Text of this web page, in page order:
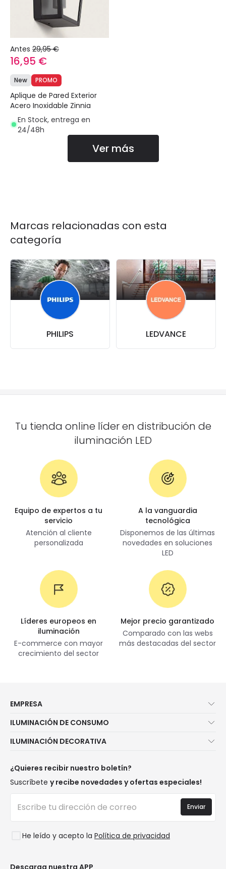
Antes 29,95 €
16,95 €
New PROMO
Aplique de Pared Exterior
Acero Inoxidable Zinnia
En Stock, entrega en
24/48h
Ver más
Marcas relacionadas con esta
categoría
PHILIPS LEDVANCE
Tu tienda online líder en distribución de
iluminación LED
Equipo de expertos a tu
servicio
Atención al cliente
personalizada
A la vanguardia
tecnológica
Disponemos de las últimas
novedades en soluciones
LED
Líderes europeos en
iluminación
E-commerce con mayor
crecimiento del sector
Mejor precio garantizado
Comparado con las webs
más destacadas del sector
EMPRESA
Atención al cliente
Métodos de envío
¿Eres profesional?
Tiendas
Preguntas frecuentes
Iniciar sesión
ILUMINACIÓN DE CONSUMO
Marcas
Calculadora de ahorro LED
Presupuestos
Iluminación para empresas
ILUMINACIÓN DECORATIVA
Top Marcas
Espacios
Estilos
Colecciones
Tendencias
LoveYouGreen
¿Quieres recibir nuestro boletín?
Suscríbete y recibe novedades y ofertas especiales!
He leído y acepto la Política de privacidad
Enviar